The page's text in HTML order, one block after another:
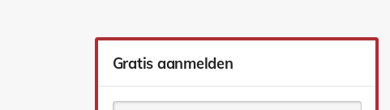
Gratis aanmelden